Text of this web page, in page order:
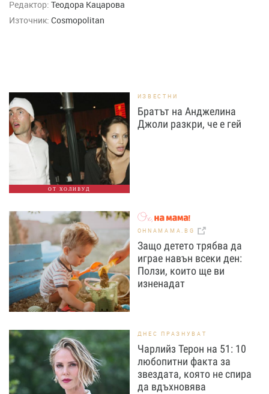
Редактор: Теодора Кацарова
Източник: Cosmopolitan
ОТ ХОЛИВУД
ИЗВЕСТНИ
Братът на Анджелина
Джоли разкри, че е гей
OHNAMAMA.BG
Защо детето трябва да
играе навън всеки ден:
Ползи, които ще ви
изненадат
ДНЕС ПРАЗНУВАТ
Чарлийз Терон на 51: 10
любопитни факта за
звездата, която не спира
да вдъхновява